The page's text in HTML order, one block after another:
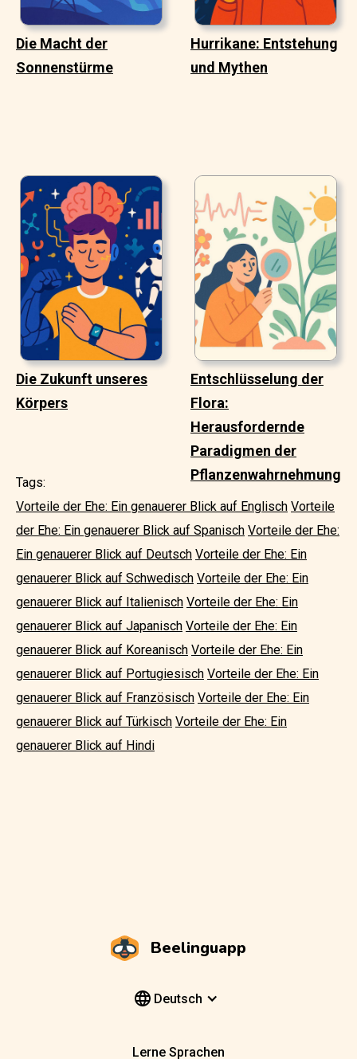
Die Macht der
Sonnenstürme
Hurrikane: Entstehung
und Mythen
Die Zukunft unseres
Körpers
Entschlüsselung der
Flora:
Herausfordernde
Paradigmen der
Pflanzenwahrnehmung
Tags:
Vorteile der Ehe: Ein genauerer Blick auf Englisch Vorteile
der Ehe: Ein genauerer Blick auf Spanisch Vorteile der Ehe:
Ein genauerer Blick auf Deutsch Vorteile der Ehe: Ein
genauerer Blick auf Schwedisch Vorteile der Ehe: Ein
genauerer Blick auf Italienisch Vorteile der Ehe: Ein
genauerer Blick auf Japanisch Vorteile der Ehe: Ein
genauerer Blick auf Koreanisch Vorteile der Ehe: Ein
genauerer Blick auf Portugiesisch Vorteile der Ehe: Ein
genauerer Blick auf Französisch Vorteile der Ehe: Ein
genauerer Blick auf Türkisch Vorteile der Ehe: Ein
genauerer Blick auf Hindi
Beelinguapp
Deutsch
Lerne Sprachen